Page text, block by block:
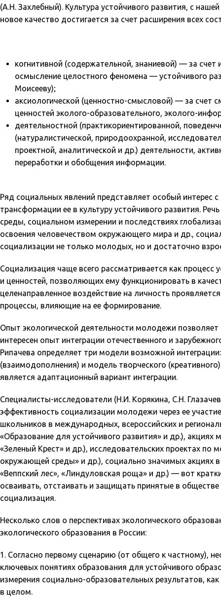
(А.Н. Захлебный). Культура устойчивого развития, с
новое качество достигается за счет расширения всех
когнитивной (содержательной, знаниевой) — за счет
осмысление целостного феномена — устойчивого
Моисееву);
аксиологической (ценностно-смысловой) — за счет
ценностей эколого-образовательного, эколого-
деятельностной (практикориентированной,
(натуралистической, природоохранной,
проектной, аналитической и др.) деятельности,
переработки и обобщения информации.
Ряд социальных явлений представляет особый интерес
трансформации ее в культуру устойчивого развития.
среды, социальном измерении и последствиях
освоения человечеством окружающего мира и др.,
социализации не только молодых, но и достаточно
Социализация чаще всего рассматривается как
и ценностей, позволяющих ему функционировать в
целенаправленное воздействие на личность
процессы, влияющие на ее формирование.
Опыт экологической деятельности молодежи
интересен опыт интеграции отечественного и
Рипачева определяет три модели возможной
(взаимодополнения) и модель творческого
является адаптационный вариант интеграции.
Специалисты-исследователи (Н.И. Корякина, С.Н.
эффективность социализации молодежи через ее
школьников в международных, всероссийских и
«Образование для устойчивого развития» и др.),
«Зеленый Крест» и др.), исследовательских проектах
окружающей среды» и др.), социально значимых акциях
«Веппский лес», «Линдуловская роща» и др.) — вот
осваивать, отстаивать и защищать принятые в
социализация.
Несколько слов о перспективах экологического
экологического образования в России:
1. Согласно первому сценарию (от общего к частному),
ключевых понятиях образования для устойчивого
измерения социально-образовательных результатов,
в целом.